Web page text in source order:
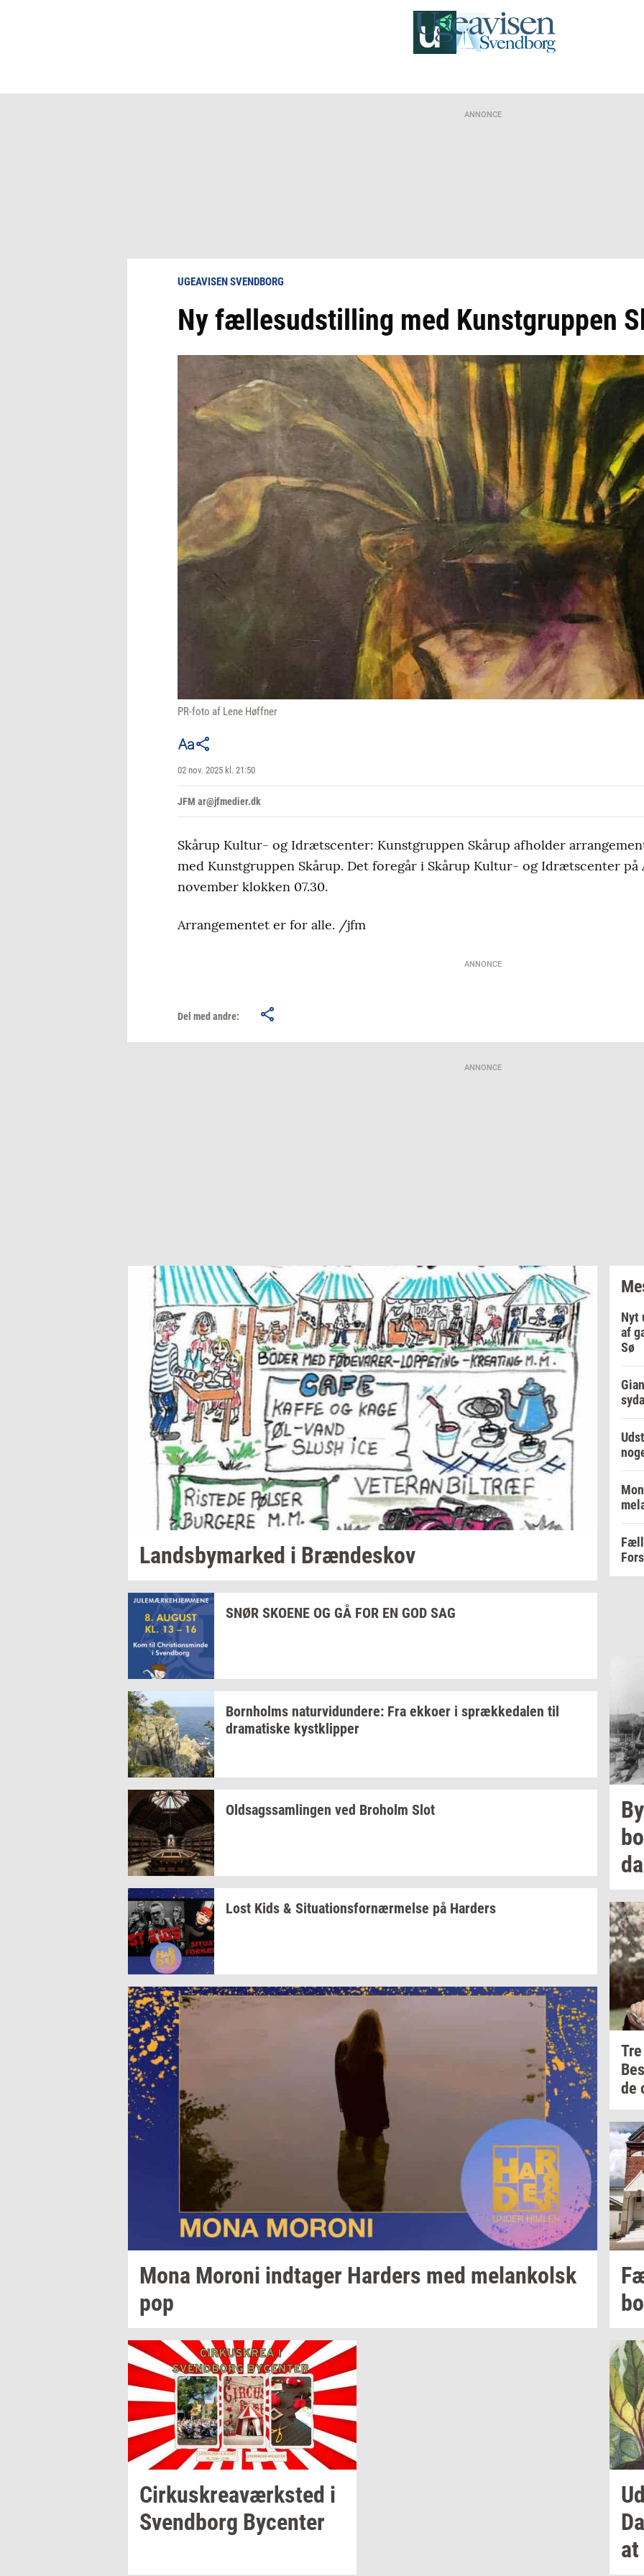
ANNONCE
UGEAVISEN SVENDBORG
Ny fællesudstilling med Kunstgruppen
PR-foto af Lene Høffner
02 nov. 2025 kl. 21:50
JFM ar@jfmedier.dk
Skårup Kultur- og Idrætscenter: Kunstgruppen Skårup afholder
med Kunstgruppen Skårup. Det foregår i Skårup Kultur- og Idrætscenter på
november klokken 07.30.
Arrangementet er for alle. /jfm
ANNONCE
Del med andre:
ANNONCE
Lands­by­mar­ked i Bræn­de­skov
SNØR SKO­E­NE OG GÅ FOR EN GOD SAG
Born­holms na­tur­vi­dun­de­re: Fra ek­ko­er i spræk­ke­da­len til
dra­ma­ti­ske kyst­klip­per
Oldsags­sam­lin­gen ved Bro­holm Slot
Lost Kids & Si­tu­a­tions­for­nær­mel­se på Har­ders
Mona Mor­o­ni ind­ta­ger Har­ders med melan­kolsk
pop
Nyt
af
Sø
de
Cir­kuskrea­værk­sted i
Svend­borg By­cen­ter
at